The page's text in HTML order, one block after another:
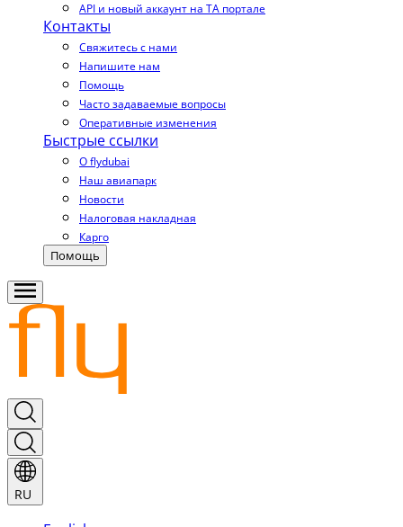
API и новый аккаунт на TA портале
Контакты
Свяжитесь с нами
Напишите нам
Помощь
Часто задаваемые вопросы
Оперативные изменения
Быстрые ссылки
О flydubai
Наш авиапарк
Новости
Налоговая накладная
Карго
Помощь
RU